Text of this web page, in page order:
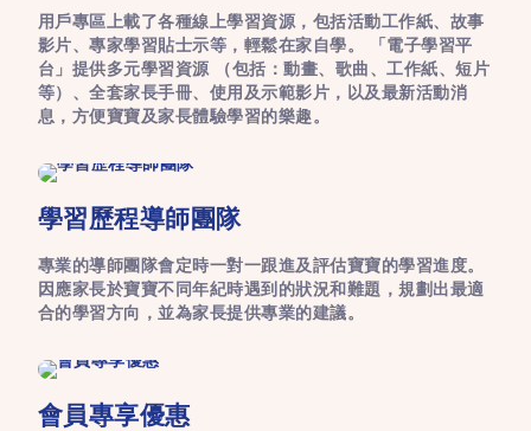
用戶專區上載了各種線上學習資源，包括活動工作紙、故事
影片、專家學習貼士示等，輕鬆在家自學。 「電子學習平
台」提供多元學習資源 （包括：動畫、歌曲、工作紙、短片
等）、全套家長手冊、使用及示範影片，以及最新活動消
息，方便寶寶及家長體驗學習的樂趣。
學習歷程導師團隊
專業的導師團隊會定時一對一跟進及評估寶寶的學習進度。
因應家長於寶寶不同年紀時遇到的狀況和難題，規劃出最適
合的學習方向，並為家長提供專業的建議。
會員專享優惠